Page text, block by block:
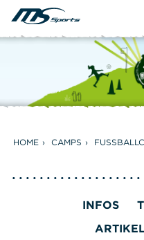
HOME CAMPS
INFOS